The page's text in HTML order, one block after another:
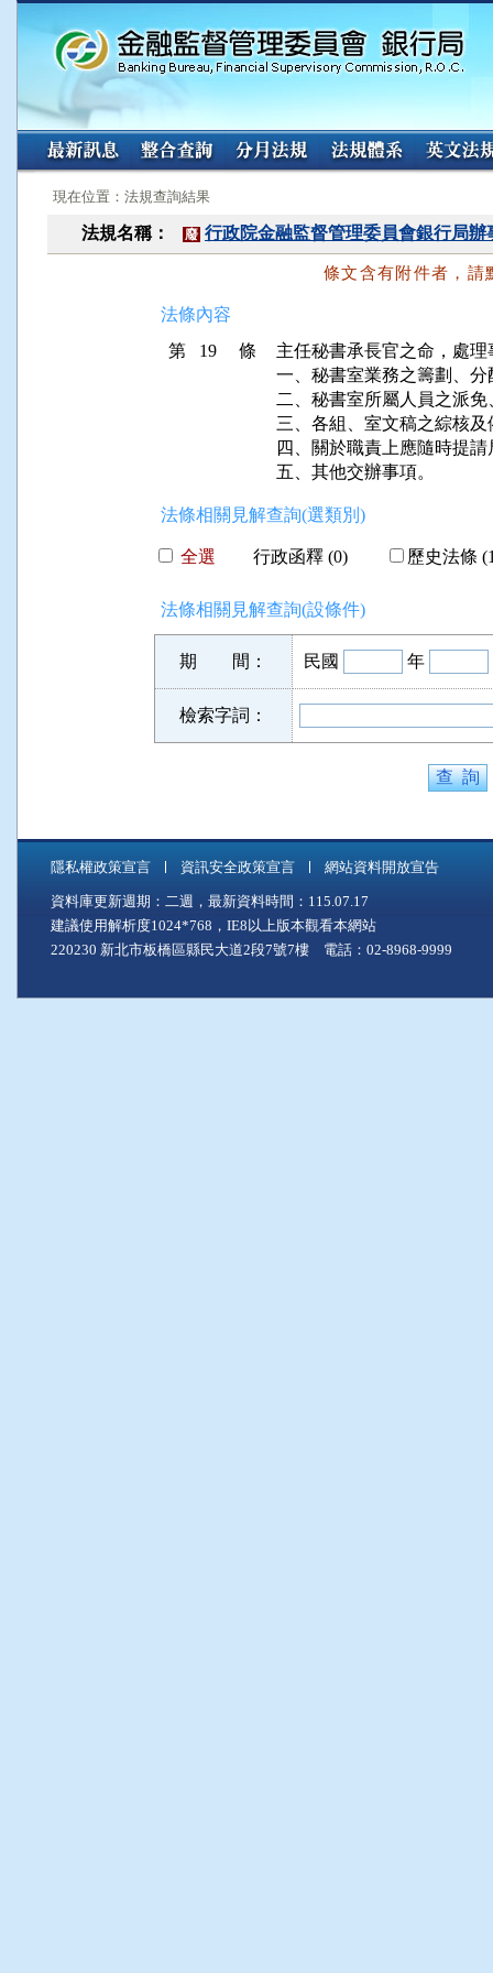
:::
現在位置：法規查詢結果
法規名稱： 廢 行政院金融監督管理委員會銀行局辦
條文含有附件者，請
法條內容
第 19 條
主任秘書承長官之命，處
一、秘書室業務之籌劃、
二、秘書室所屬人員之派
三、各組、室文稿之綜核
四、關於職責上應隨時提
五、其他交辦事項。
法條相關見解查詢(選類別)
全選 行政函釋 (0) 歷史法條
法條相關見解查詢(設條件)
期 間： 民國 年
檢索字詞：
隱私權政策宣言 資訊安全政策宣言 網站資料開放宣告
資料庫更新週期：二週，最新資料時間：115.07.17
建議使用解析度1024*768，IE8以上版本觀看本網站
220230 新北市板橋區縣民大道2段7號7樓 電話：02-8968-9999